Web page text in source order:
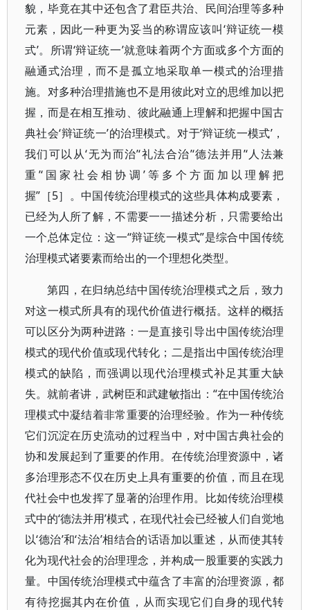
貌，毕竟在其中还包含了君臣共治、民间治理等多种
元素，因此一种更为妥当的称谓应该叫‘辩证统一模
式’。所谓‘辩证统一’就意味着两个方面或多个方面的
融通式治理，而不是孤立地采取单一模式的治理措
施。对多种治理措施也不是用彼此对立的思维加以把
握，而是在相互推动、彼此融通上理解和把握中国古
典社会‘辩证统一’的治理模式。对于‘辩证统一模式’，
我们可以从‘无为而治’‘礼法合治’‘德法并用’‘人法兼
重’‘国家社会相协调’等多个方面加以理解把
握”［5］。中国传统治理模式的这些具体构成要素，
已经为人所了解，不需要一一描述分析，只需要给出
一个总体定位：这一“辩证统一模式”是综合中国传统
治理模式诸要素而给出的一个理想化类型。
第四，在归纳总结中国传统治理模式之后，致力
对这一模式所具有的现代价值进行概括。这样的概括
可以区分为两种进路：一是直接引导出中国传统治理
模式的现代价值或现代转化；二是指出中国传统治理
模式的缺陷，而强调以现代治理模式补足其重大缺
失。就前者讲，武树臣和武建敏指出：“在中国传统治
理模式中凝结着非常重要的治理经验。作为一种传统
它们沉淀在历史流动的过程当中，对中国古典社会的
协和发展起到了重要的作用。在传统治理资源中，诸
多治理形态不仅在历史上具有重要的价值，而且在现
代社会中也发挥了显著的治理作用。比如传统治理模
式中的‘德法并用’模式，在现代社会已经被人们自觉地
以‘德治’和‘法治’相结合的话语加以重述，从而使其转
化为现代社会的治理理念，并构成一股重要的实践力
量。中国传统治理模式中蕴含了丰富的治理资源，都
有待挖掘其内在价值，从而实现它们自身的现代转